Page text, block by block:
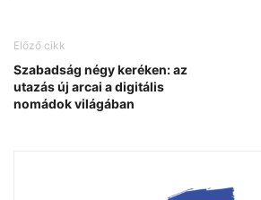
Előző cikk
Szabadság négy keréken: az
utazás új arcai a digitális
nomádok világában